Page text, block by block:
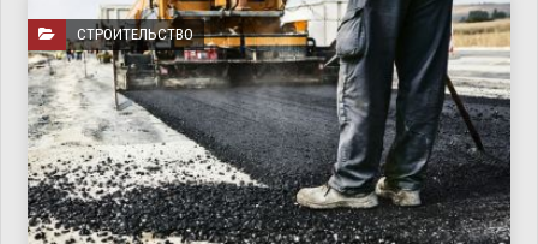
СТРОИТЕЛЬСТВО